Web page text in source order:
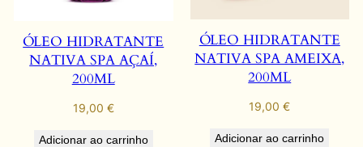
ÓLEO HIDRATANTE
NATIVA SPA AÇAÍ,
200ML
19,00 €
Adicionar ao carrinho
ÓLEO HIDRATANTE
NATIVA SPA AMEIXA,
200ML
19,00€
Adicionar ao carrinho